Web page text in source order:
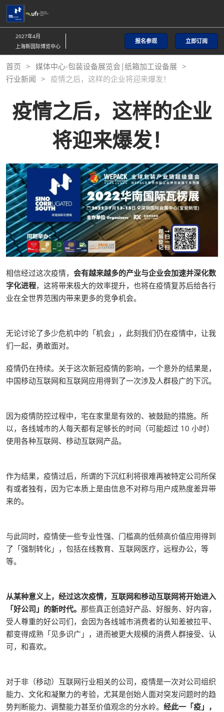
直
接
跳
至
内
容
2027年4月
上海新国际博览中心
报名参观 立即订阅
首页
媒体中心-包装设备展览会|纸箱加工设备展
行业新闻
疫情之后，这样的企业将迎来爆发！
疫情之后，这样的企业
将迎来爆发！
相信经过这次疫情， 会有越来越多的产业与企业会加速并深化数
字化进程，这将带来极大的效率提升，也将在疫情复苏后给各行
业在全世界范围内带来更多的竞争机会。
无论讨论了多少危机中的「机会」，此刻我们仍在疫情中，让我
们一起，勇敢面对。
疫情仍在持续。关于这次新冠疫情的影响，一个意外的结果是，
中国移动互联网和互联网应用得到了一次涉及人群极广的下沉。
因为疫情防控过程中，宅在家里是有效的、被鼓励的措施。所
以，各线城市的人每天都有足够长的时间（可能超过 10 小时）
使用各种互联网、移动互联网产品。
作为结果，疫情过后，所谓的下沉红利将很难再被特定公司所保
有或者独有，因为它本质上是由信息不对称与用户成熟度差异带
来的。
与此同时，疫情使一些专业性强、门槛高的低频高价值应用得到
了「强制转化」，包括在线教育、互联网医疗，远程办公，等
等。
从某种意义上，经过这次疫情，互联网和移动互联网将开始进入
「好公司」的新时代。 那些真正创造好产品、好服务、好内容，
受人尊重的好公司们，会因为各线城市消费者的认知差被拉平、
都变得成熟「见多识广」，进而被更大规模的消费人群接受、认
可，和喜欢。
对于非（移动）互联网行业相关的公司，疫情是一次对公司组织
能力、文化和凝聚力的考验，尤其是创始人面对突发问题时的趋
势判断能力、调整能力甚至价值观念的分水岭。 经此一「疫」，